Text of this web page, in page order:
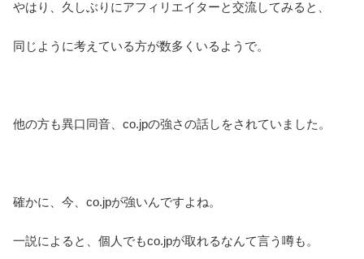
やはり、久しぶりにアフィリエイターと交流してみると、
同じように考えている方が数多くいるようで。
他の方も異口同音、co.jpの強さの話しをされていました。
確かに、今、co.jpが強いんですよね。
一説によると、個人でもco.jpが取れるなんて言う噂も。